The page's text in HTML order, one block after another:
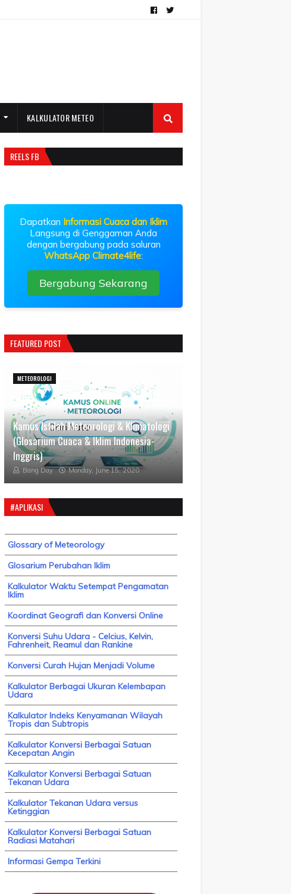
KALKULATOR METEO
REELS FB
Dapatkan Informasi Cuaca dan Iklim
Langsung di Genggaman Anda
dengan bergabung pada saluran
WhatsApp Climate4life:
Bergabung Sekarang
FEATURED POST
METEOROLOGI
Kamus Istilah Meteorologi & Klimatologi
(Glosarium Cuaca & Iklim Indonesia-
Inggris)
Bang Day Monday, June 15, 2020
#APLIKASI
Glossary of Meteorology
Glosarium Perubahan Iklim
Kalkulator Waktu Setempat Pengamatan
Iklim
Koordinat Geografi dan Konversi Online
Konversi Suhu Udara - Celcius, Kelvin,
Fahrenheit, Reamul dan Rankine
Konversi Curah Hujan Menjadi Volume
Kalkulator Berbagai Ukuran Kelembapan
Udara
Kalkulator Indeks Kenyamanan Wilayah
Tropis dan Subtropis
Kalkulator Konversi Berbagai Satuan
Kecepatan Angin
Kalkulator Konversi Berbagai Satuan
Tekanan Udara
Kalkulator Tekanan Udara versus
Ketinggian
Kalkulator Konversi Berbagai Satuan
Radiasi Matahari
Informasi Gempa Terkini